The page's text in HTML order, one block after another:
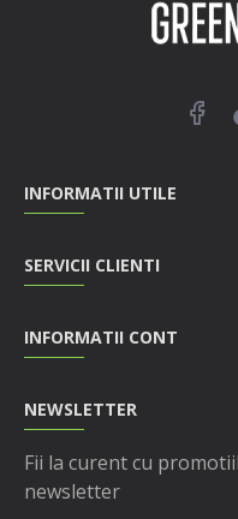
INFORMATII UTILE
SERVICII CLIENTI
INFORMATII CONT
NEWSLETTER
Fii la curent cu
newsletter